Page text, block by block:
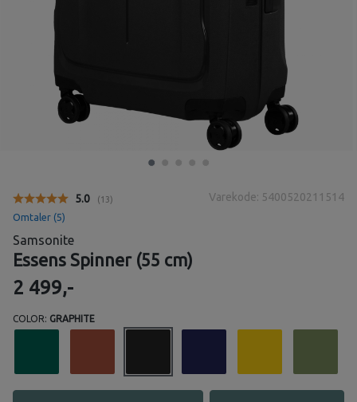
Gjennomsnittskarakter:
5.0 (stemmer:
13)
Omtaler (5)
Varekode: 5400520211514
Samsonite
Essens Spinner (55 cm)
2 499,-
COLOR: GRAPHITE